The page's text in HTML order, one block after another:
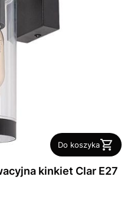
Do koszyka
kinkiet Clar E27